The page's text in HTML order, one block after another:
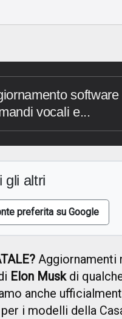
vocali e...
gli altri
preferita su Google
Aggiornamenti
Elon Muskdi
anche
per i modelli della